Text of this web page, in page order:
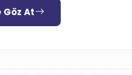
Göz At